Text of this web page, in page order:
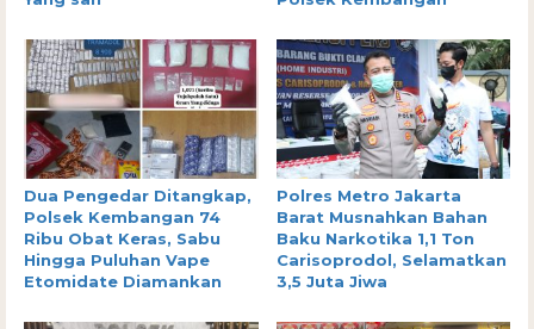
Dua Pengedar Ditangkap,
Polsek Kembangan 74
Ribu Obat Keras, Sabu
Hingga Puluhan Vape
Etomidate Diamankan
Polres Metro Jakarta
Barat Musnahkan Bahan
Baku Narkotika 1,1 Ton
Carisoprodol, Selamatkan
3,5 Juta Jiwa